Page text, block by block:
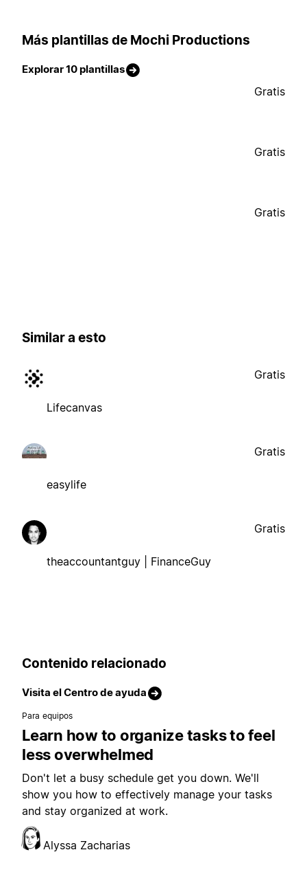
Más plantillas de Mochi Productions
Explorar 10 plantillas
Gratis
Gratis
Gratis
Similar a esto
Lifecanvas
Gratis
easylife
Gratis
theaccountantguy | FinanceGuy
Gratis
Contenido relacionado
Visita el Centro de ayuda
Para equipos
Learn how to organize tasks to feel
less overwhelmed
Don't let a busy schedule get you down. We'll
show you how to effectively manage your tasks
and stay organized at work.
Alyssa Zacharias